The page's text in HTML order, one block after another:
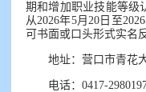
期和增加职业技能等级
从2026年5月20日至
可书面或口头形式实名
地址：营口市青花
电话：0417-